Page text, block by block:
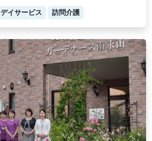
デイサービス 訪問介護